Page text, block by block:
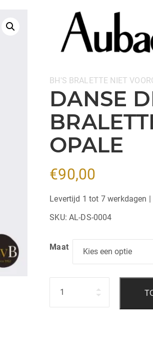
Categorieën:
BH'S BRALETTE NIET
DANSE
OPALE
€90,00
Levertijd 1 tot 7 werkdagen
SKU:AL-DS-0004
Maat